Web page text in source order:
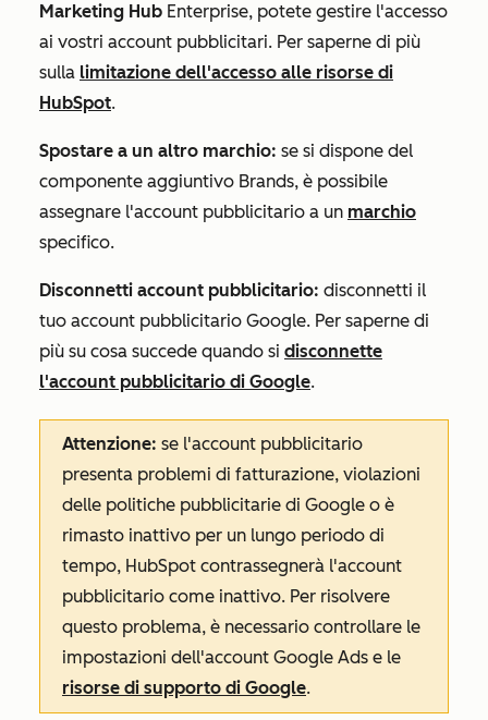
Marketing Hub Enterprise, potete gestire l'accesso
ai vostri account pubblicitari. Per saperne di più
sulla limitazione dell'accesso alle risorse di
HubSpot.
Spostare a un altro marchio: se si dispone del
componente aggiuntivo Brands, è possibile
assegnare l'account pubblicitario a un marchio
specifico.
Disconnetti account pubblicitario: disconnetti il
tuo account pubblicitario Google. Per saperne di
più su cosa succede quando si disconnette
l'account pubblicitario di Google.
Attenzione: se l'account pubblicitario
presenta problemi di fatturazione, violazioni
delle politiche pubblicitarie di Google o è
rimasto inattivo per un lungo periodo di
tempo, HubSpot contrassegnerà l'account
pubblicitario come inattivo. Per risolvere
questo problema, è necessario controllare le
impostazioni dell'account Google Ads e le
risorse di supporto di Google.